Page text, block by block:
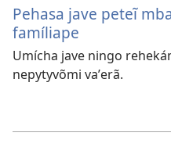
Pehasa jave peteĩ
famíliape
Umícha jave ningo
nepytyvõmi vaʼerã.